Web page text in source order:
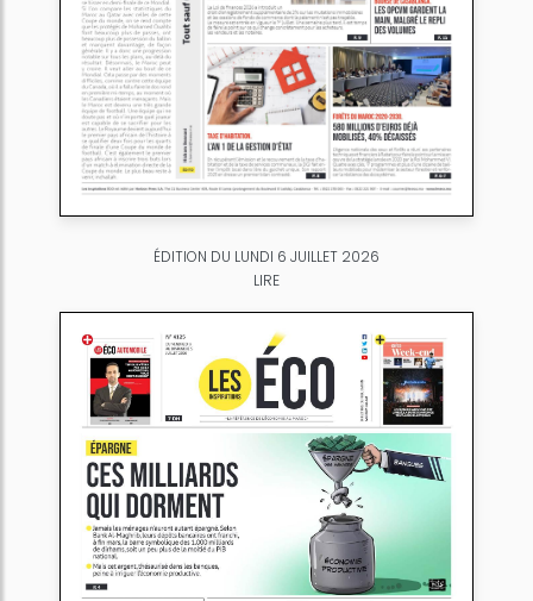
ÉDITION DU LUNDI 6 JUILLET 2026
LIRE